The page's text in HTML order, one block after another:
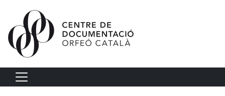
Vés al contingut
Navegació principal